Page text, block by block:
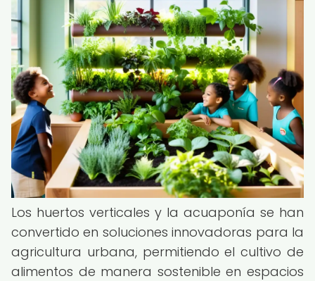
Los huertos verticales y la acuaponía se han
convertido en soluciones innovadoras para la
agricultura urbana, permitiendo el cultivo de
alimentos de manera sostenible en espacios